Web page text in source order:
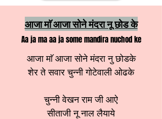
आजा माॅ आजा सोने मंदरा नू छोड के
Aa ja ma aa ja some mandira nuchod ke
आजा माॅ आजा सोने मंदरा नु छोडके
शेर ते सवार चुन्नी गोटेवाली ओढके
चुन्नी वेखन राम जी आऐ
सीताजी नू नाल लैयाये